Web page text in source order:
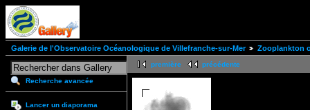
Galerie de l'Observatoire Océanologique de Villefranche-sur-Mer Zooplankton
Recherche avancée
Lancer un diaporama
première précédente